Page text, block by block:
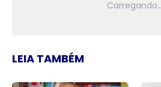
LEIA TAMBÉM